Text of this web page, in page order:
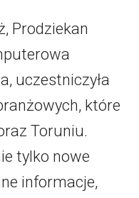
Prodziekan
uczestniczyła
które
Toruniu.
tylko nowe
informacje,